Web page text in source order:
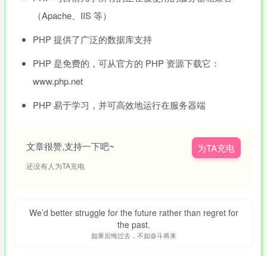
（Apache、IIS 等）
PHP 提供了广泛的数据库支持
PHP 是免费的，可从官方的 PHP 资源下载它：
www.php.net
PHP 易于学习，并可高效地运行在服务器端
文章很赞,支持一下吧~
还没有人为TA充电
为TA充电
We’d better struggle for the future rather than regret for
the past.
如果后悔过去，不如奋斗将来